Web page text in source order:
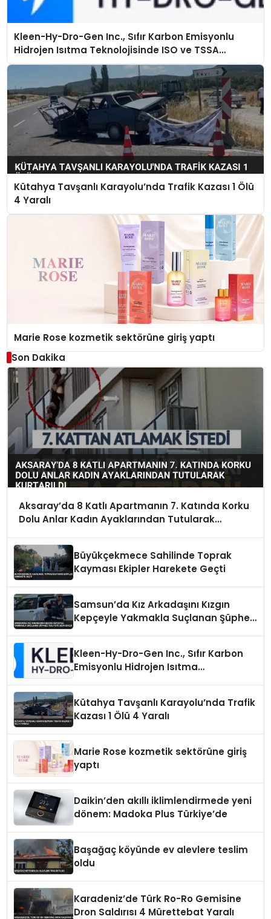
Kleen-Hy-Dro-Gen Inc., Sıfır Karbon Emisyonlu
Hidrojen Isıtma Teknolojisinde ISO ve TSSA
Düzenleyici Onaylarını Aldı
Kütahya Tavşanlı Karayolu’nda Trafik Kazası 1 Ölü
4 Yaralı
Marie Rose kozmetik sektörüne giriş yaptı
Son Dakika
Aksaray’da 8 Katlı Apartmanın 7. Katında Korku
Dolu Anlar Kadın Ayaklarından Tutularak
Büyükçekmece Sahilinde Toprak
Kayması Ekipler Harekete Geçti
Samsun’da Kız Arkadaşını Kızgın
Kepçeyle Yakmakla Suçlanan Şüpheli
Kleen-Hy-Dro-Gen Inc., Sıfır Karbon
Emisyonlu Hidrojen Isıtma
Kütahya Tavşanlı Karayolu’nda Trafik
Kazası 1 Ölü 4 Yaralı
Marie Rose kozmetik sektörüne giriş
yaptı
Daikin’den akıllı iklimlendirmede yeni
dönem: Madoka Plus Türkiye’de
Başağaç köyünde ev alevlere teslim
oldu
Karadeniz’de Türk Ro-Ro Gemisine
Dron Saldırısı 4 Mürettebat Yaralı